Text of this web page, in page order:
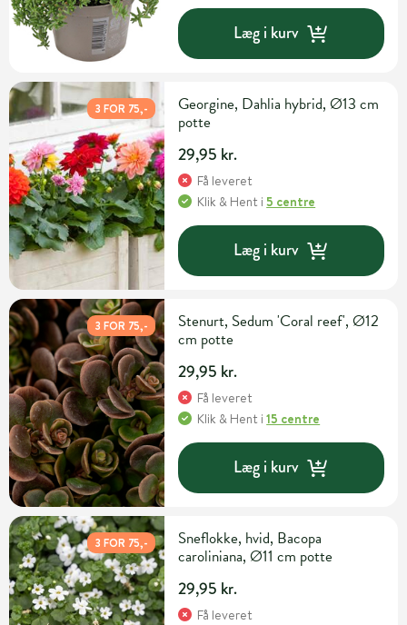
Læg i kurv
3 FOR 75,-
Georgine, Dahlia hybrid, Ø13 cm
potte
29,95 kr.
Få leveret
Klik & Hent i5 centre
Læg i kurv
3 FOR 75,-
Stenurt, Sedum 'Coral reef', Ø12
cm potte
29,95 kr.
Få leveret
Klik & Hent i15 centre
Læg i kurv
3 FOR 75,-
Sneflokke, hvid, Bacopa
caroliniana, Ø11 cm potte
29,95 kr.
Få leveret